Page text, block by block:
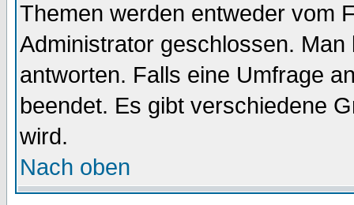
Themen werden entweder vom
Administrator geschlossen.
antworten. Falls eine Umfrage
beendet. Es gibt verschiedene
wird.
Nach oben